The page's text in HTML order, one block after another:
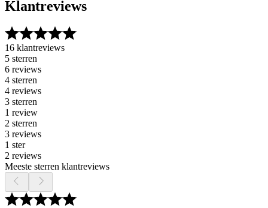
Klantreviews
16 klantreviews
5 sterren
6 reviews
4 sterren
4 reviews
3 sterren
1 review
2 sterren
3 reviews
1 ster
2 reviews
Meeste sterren klantreviews